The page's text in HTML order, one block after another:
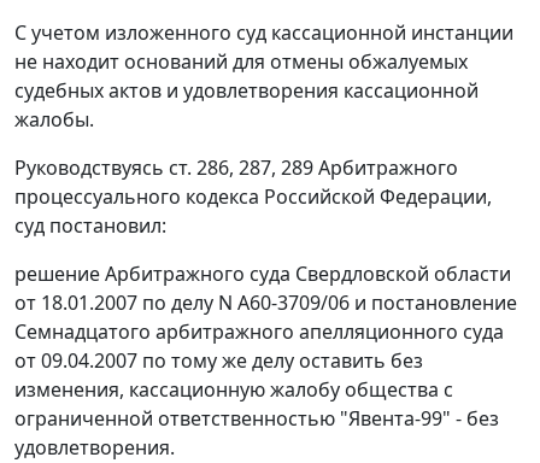
С учетом изложенного суд кассационной инстанции
не находит оснований для отмены обжалуемых
судебных актов и удовлетворения кассационной
жалобы.
Руководствуясь ст. 286, 287, 289Арбитражного
процессуального кодекса Российской Федерации,
суд постановил:
решение Арбитражного суда Свердловской области
от 18.01.2007 по делу N А60-3709/06 и постановление
Семнадцатого арбитражного апелляционного суда
от 09.04.2007 по тому же делу оставить без
изменения, кассационную жалобу общества с
ограниченной ответственностью "Явента-99" - без
удовлетворения.